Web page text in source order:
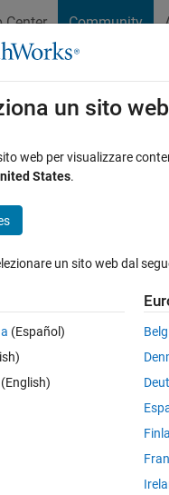
Center Community
Cody
Risposta Naviga
in a cell array
how to plot the elements
un sito web
web per visualizzare
States.
un sito web dal
(Español)
(English)